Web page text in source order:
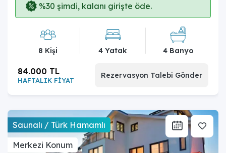
%30 şimdi, kalanı girişte öde.
8 Kişi 4 Yatak 4 Banyo
HAFTALIK FİYAT
84.000 TL Rezervasyon Talebi Gönder
Saunalı / Türk Hamamlı
Merkezi Konum